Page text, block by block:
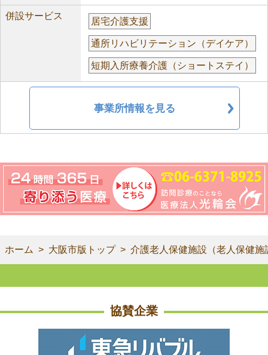
併設サービス
居宅介護支援
通所リハビリテーション（デイケア）
短期入所療養介護（ショートステイ）
事業所情報を見る
ホーム 大阪市版トップ 介護老人保健施設（老人保健施
協賛企業